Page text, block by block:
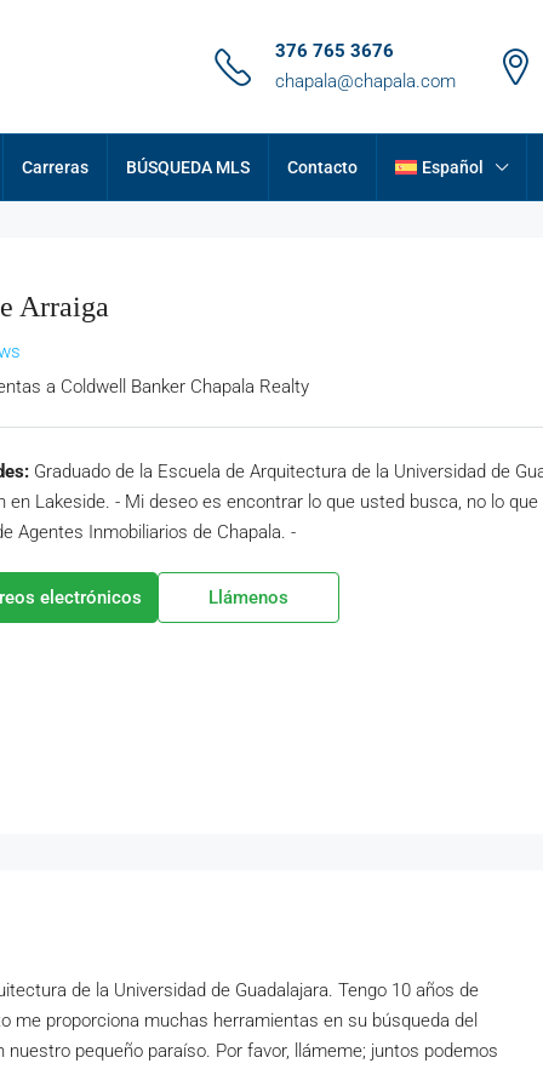
376 765 3676
chapala@chapala.com
Carreras BÚSQUEDA MLS Contacto Español
Arraiga
a Coldwell Banker Chapala Realty
Graduado de la Escuela de Arquitectura de la Universidad de
en Lakeside. - Mi deseo es encontrar lo que usted busca, no lo
Agentes Inmobiliarios de Chapala. -
electrónicos Llámenos
de la Universidad de Guadalajara. Tengo 10 años de
proporciona muchas herramientas en su búsqueda del
pequeño paraíso. Por favor, llámeme; juntos podemos